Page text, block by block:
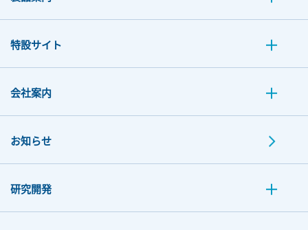
特設サイト
会社案内
お知らせ
研究開発